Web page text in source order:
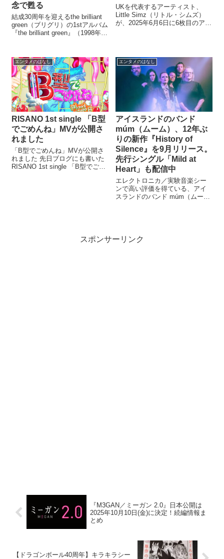
念で甦る
結成30周年を迎えるthe brilliant
green（ブリグリ）の1stアルバム
『the brilliant green』（1998年発
（水）。あの名盤をレコードで
聴ける日...
UKを代表するアーティスト、
Little Simz（リトル・シムズ）
が、2025年6月6日に6枚目のアル
とのこと。タイトル...
エンタメのはなし
RISANO 1st single 「B型
でごめんね」MVが公開さ
れました
「B型でごめんね」MVが公開さ
れました 先日ブログにも書いた
RISANO 1st single 「B型でごめ
エンタメのはなし
アイスランドのバンド
múm（ムーム）、12年ぶ
りの新作『History of
Silence』を9月リリース。
先行シングル「Mild at
Heart」も配信中
エレクトロニカ／実験音楽シー
ンで高い評価を得ている、アイ
スランドのバンド múm（ムー
ことが...
スポンサーリンク
『M3GAN／ミーガン 2.0』日本公開は
2025年10月10日(金)に決定！続編情報ま
とめ
【ドラゴンボール40周年】キラキラシー